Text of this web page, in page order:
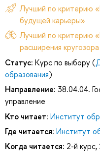
Лучший по критерию
будущей карьеры»
Лучший по критерию
расширения
Статус: Курс по выбору (
образования)
Направление: 38.04.04.
управление
Кто читает: Институт
Где читается: Институт
Когда читается: 2-й